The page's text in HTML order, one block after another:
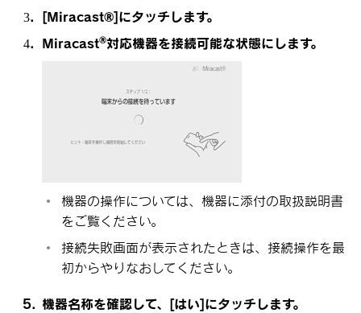
[‍Miracast®‍]にタッチします。
Miracast‍®対応機器を接続可能な状態にします。
機器の操作については、機器に添付の取扱説明書
をご覧ください。
接続失敗画面が表示されたときは、接続操作を最
初からやりなおしてください。
機器名称を確認して、 [‍はい‍]にタッチします。